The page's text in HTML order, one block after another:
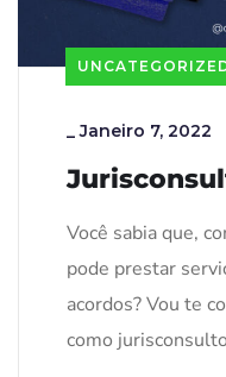
_Janeiro 7, 2022
Você sabia que,
pode prestar
acordos? Vou te
como